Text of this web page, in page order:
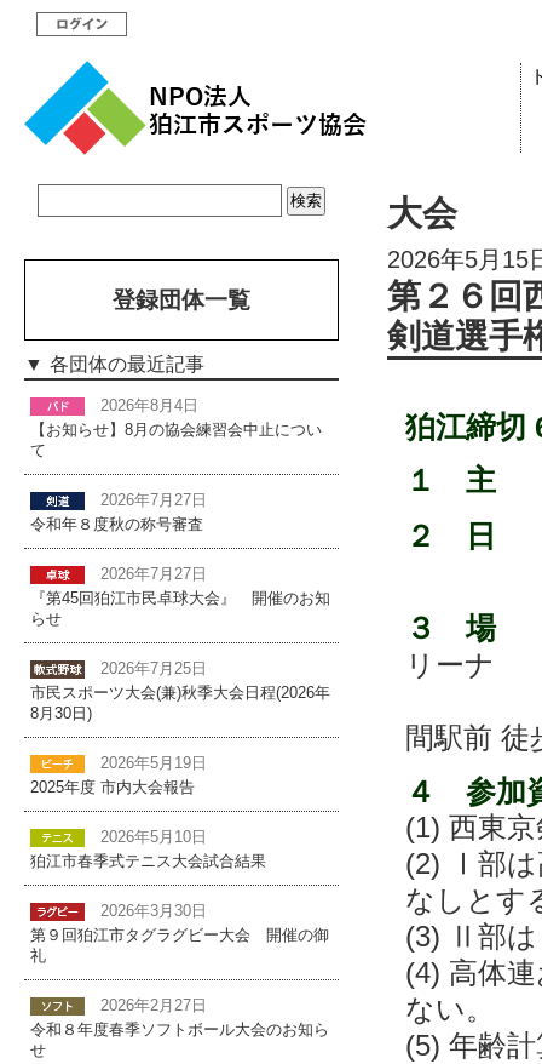
大会
2026年5月15
第２６回
剣道選手
狛江締切
１ 主
２ 日
３ 場
リーナ
間駅前 徒
４ 参加
(1) 西東
(2) Ⅰ部は
なしとす
(3) Ⅱ部は
(4) 高体
ない。
(5) 年齢
登録団体一覧
各団体の最近記事
2026年8月4日
【お知らせ】8月の協会練習会中止につい
て
2026年7月27日
令和年８度秋の称号審査
2026年7月27日
『第45回狛江市民卓球大会』 開催のお知
らせ
2026年7月25日
市民スポーツ大会(兼)秋季大会日程(2026年
8月30日)
2026年5月19日
2025年度 市内大会報告
2026年5月10日
狛江市春季式テニス大会試合結果
2026年3月30日
第９回狛江市タグラグビー大会 開催の御
礼
2026年2月27日
令和８年度春季ソフトボール大会のお知ら
せ